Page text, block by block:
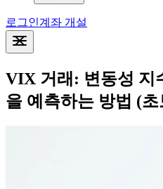
로그인계좌 개설
VIX 거래: 변동성 지
을 예측하는 방법 (